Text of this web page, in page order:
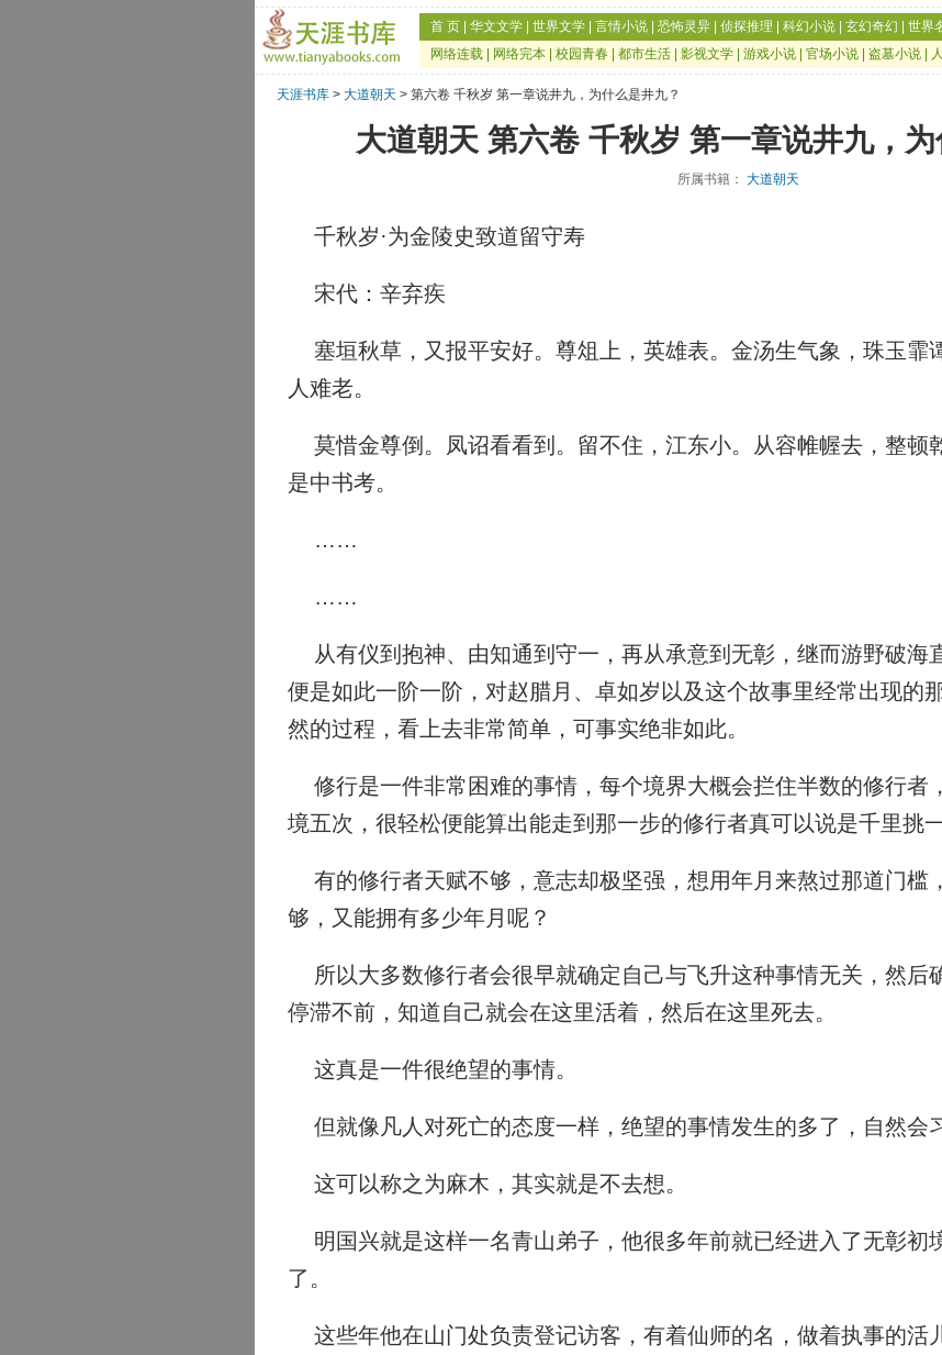
首 页 华文文学 世界文学 言情小说 恐怖灵异 侦探推理 科幻小说 玄幻奇幻 世界
网络连载
网络完本 校园青春 都市生活 影视文学 游戏小说 官场小说 盗墓小说
天涯书库 > 大道朝天 > 第六卷 千秋岁 第一章说井九，为什么是井九？
大道朝天 第六卷 千秋岁 第一章说井九，为
所属书籍： 大道朝天
千秋岁·为金陵史致道留守寿
宋代：辛弃疾
塞垣秋草，又报平安好。尊俎上，英雄表。金汤生气象，珠玉霏
人难老。
莫惜金尊倒。凤诏看看到。留不住，江东小。从容帷幄去，整顿
是中书考。
……
……
从有仪到抱神、由知通到守一，再从承意到无彰，继而游野破海
便是如此一阶一阶，对赵腊月、卓如岁以及这个故事里经常出现的
然的过程，看上去非常简单，可事实绝非如此。
修行是一件非常困难的事情，每个境界大概会拦住半数的修行者
境五次，很轻松便能算出能走到那一步的修行者真可以说是千里挑一
有的修行者天赋不够，意志却极坚强，想用年月来熬过那道门槛
够，又能拥有多少年月呢？
所以大多数修行者会很早就确定自己与飞升这种事情无关，然后
停滞不前，知道自己就会在这里活着，然后在这里死去。
这真是一件很绝望的事情。
但就像凡人对死亡的态度一样，绝望的事情发生的多了，自然会
这可以称之为麻木，其实就是不去想。
明国兴就是这样一名青山弟子，他很多年前就已经进入了无彰
了。
这些年他在山门处负责登记访客，有着仙师的名，做着执事的活